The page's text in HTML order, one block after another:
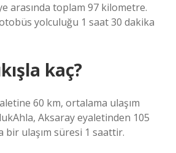
arasında toplam 97 kilometre.
yolculuğu 1 saat 30 dakika
kaç?
60 km, ortalama ulaşım
Aksaray eyaletinden 105
bir ulaşım süresi 1 saattir.